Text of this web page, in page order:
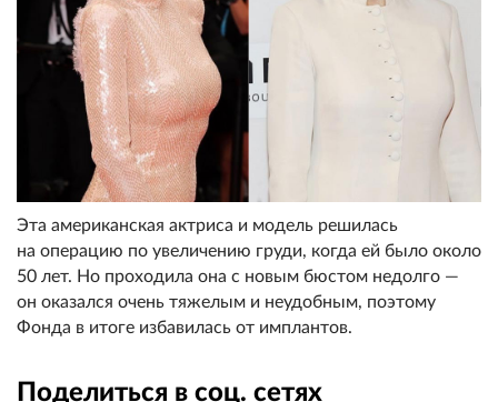
Эта американская актриса и модель решилась
на операцию по увеличению груди, когда ей было около
50 лет. Но проходила она с новым бюстом недолго —
он оказался очень тяжелым и неудобным, поэтому
Фонда в итоге избавилась от имплантов.
Поделиться в соц. сетях